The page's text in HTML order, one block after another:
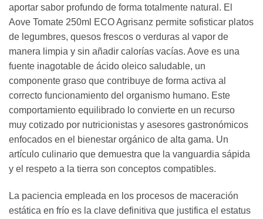
aportar sabor profundo de forma totalmente natural. El
Aove Tomate 250ml ECO Agrisanz permite sofisticar platos
de legumbres, quesos frescos o verduras al vapor de
manera limpia y sin añadir calorías vacías. Aove es una
fuente inagotable de ácido oleico saludable, un
componente graso que contribuye de forma activa al
correcto funcionamiento del organismo humano. Este
comportamiento equilibrado lo convierte en un recurso
muy cotizado por nutricionistas y asesores gastronómicos
enfocados en el bienestar orgánico de alta gama. Un
artículo culinario que demuestra que la vanguardia sápida
y el respeto a la tierra son conceptos compatibles.
La paciencia empleada en los procesos de maceración
estática en frío es la clave definitiva que justifica el estatus